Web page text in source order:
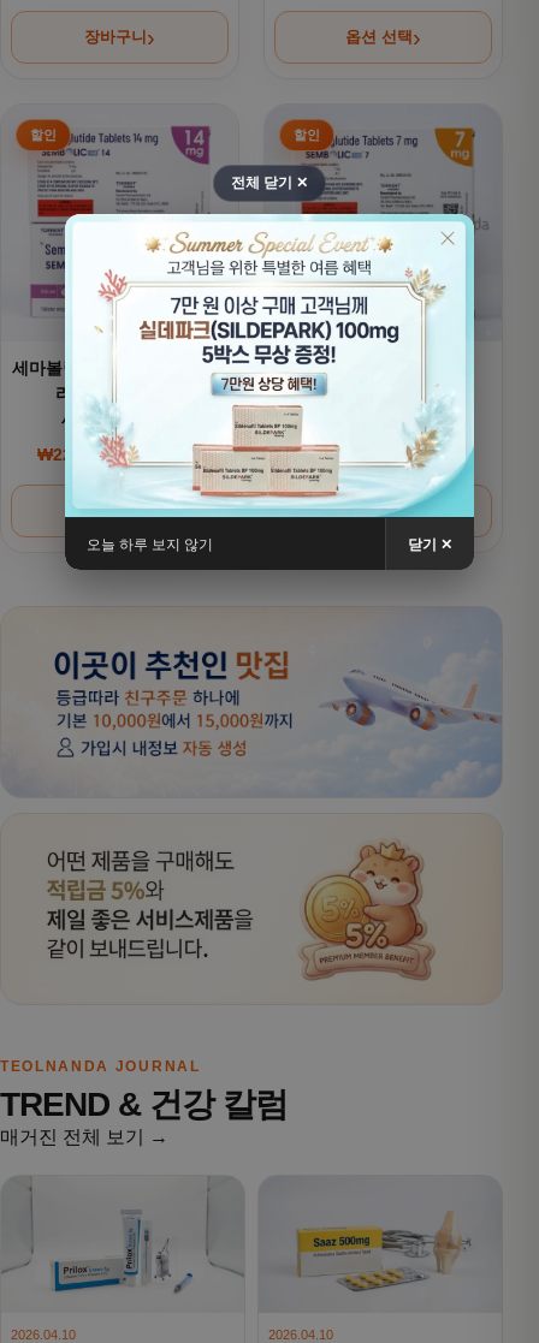
장바구니 옵션 선택
세마볼릭(Sembolic) 14mg -
리벨서스(제네릭)
세마글루타이드
₩220,000~₩ 380,000
가격 범위: ₩220,000~₩380,000
옵션 선택
여러 상품 옵션이 이 상품에 있습니다. 상품 페이지에서 옵션
세마볼릭(Sembolic) –
리벨서스(제네릭)
세마글루타이드 7mg
₩200,000 320,000
가격 범위:
옵션 선택
여러 상품 옵션이 이 상품에
TEOLNANDA JOURNAL
TREND & 건강 칼럼
매거진 전체 보기 →
2026.04.10 2026.04.10
전체 닫기 ✕
오늘 하루 보지 않기 닫기 ✕